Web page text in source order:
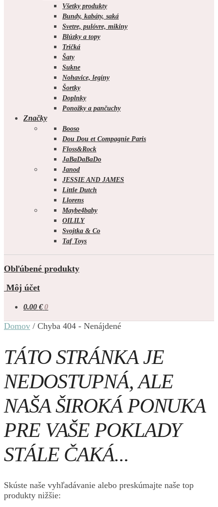
Všetky produkty
Bundy, kabáty, saká
Svetre, pulóvre, mikiny
Blúzky a topy
Tričká
Šaty
Sukne
Nohavice, legíny
Šortky
Doplnky
Ponožky a pančuchy
Značky
Booso
Dou Dou et Compagnie Paris
Floss&Rock
JaBaDaBaDo
Janod
JESSIE AND JAMES
Little Dutch
Llorens
Maybe4baby
OILILY
Svojtka & Co
Taf Toys
Obľúbené produkty
Môj účet
0.00 € 0
Domov / Chyba 404 - Nenájdené
TÁTO STRÁNKA JE
NEDOSTUPNÁ, ALE
NAŠA ŠIROKÁ PONUKA
PRE VAŠE POKLADY
STÁLE ČAKÁ...
Skúste naše vyhľadávanie alebo preskúmajte naše top
produkty nižšie: